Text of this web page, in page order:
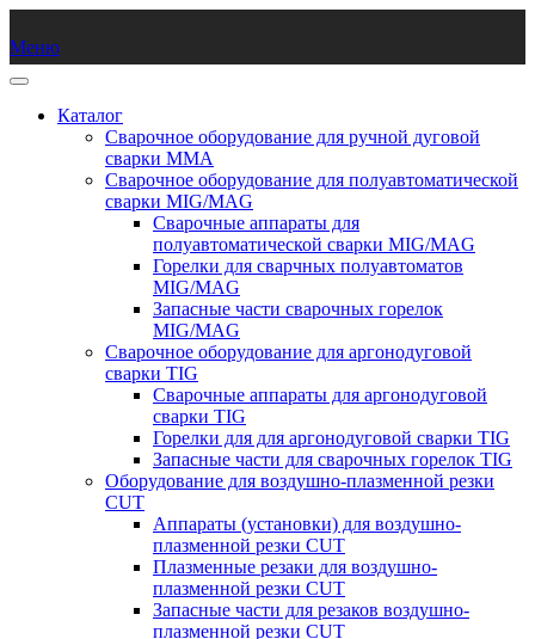
Меню
Каталог
Сварочное оборудование для ручной дуговой
сварки ММА
Сварочное оборудование для полуавтоматической
сварки MIG/MAG
Сварочные аппараты для
полуавтоматической сварки MIG/MAG
Горелки для сварчных полуавтоматов
MIG/MAG
Запасные части сварочных горелок
MIG/MAG
Сварочное оборудование для аргонодуговой
сварки TIG
Сварочные аппараты для аргонодуговой
сварки TIG
Горелки для для аргонодуговой сварки TIG
Запасные части для сварочных горелок TIG
Оборудование для воздушно-плазменной резки
CUT
Аппараты (установки) для воздушно-
плазменной резки CUT
Плазменные резаки для воздушно-
плазменной резки CUT
Запасные части для резаков воздушно-
плазменной резки CUT